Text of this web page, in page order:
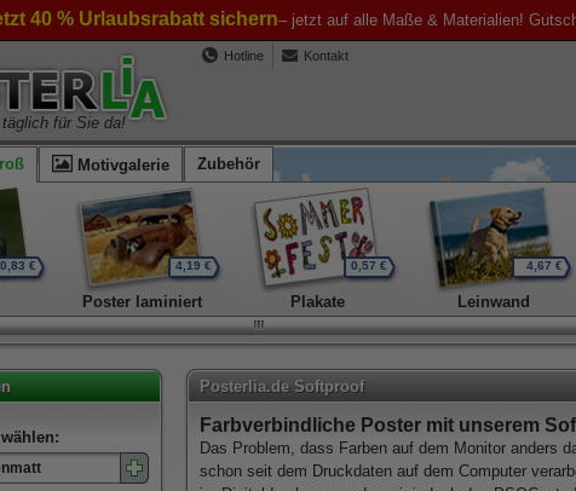
40 % Urlaubsrabatt sichern– jetzt auf alle Maße & Materialien!
Hotline Kontakt
für Sie da!
Motivgalerie Zubehör
0,83 € 4,19 €
Poster laminiert
0,57 €
Plakate
4,67 €
Leinwand
Posterlia.de Softproof
Farbverbindliche Poster mit unserem
Das Problem, dass Farben auf dem Monitor anders
schon seit dem Druckdaten auf dem Computer